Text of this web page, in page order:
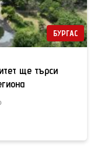
БУРГАС
ще търси